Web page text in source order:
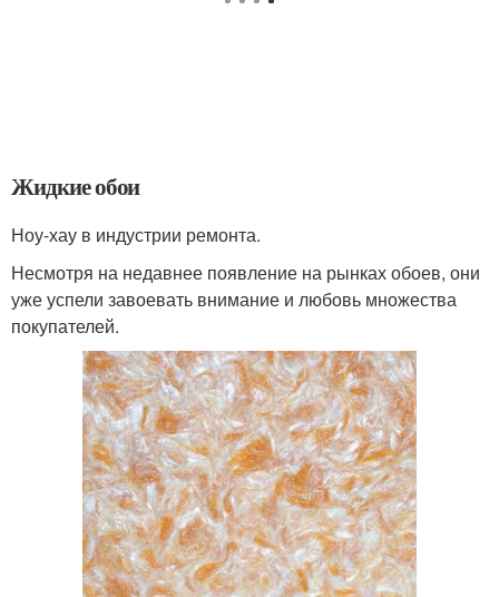
Жидкие обои
Ноу-хау в индустрии ремонта.
Несмотря на недавнее появление на рынках обоев, они
уже успели завоевать внимание и любовь множества
покупателей.